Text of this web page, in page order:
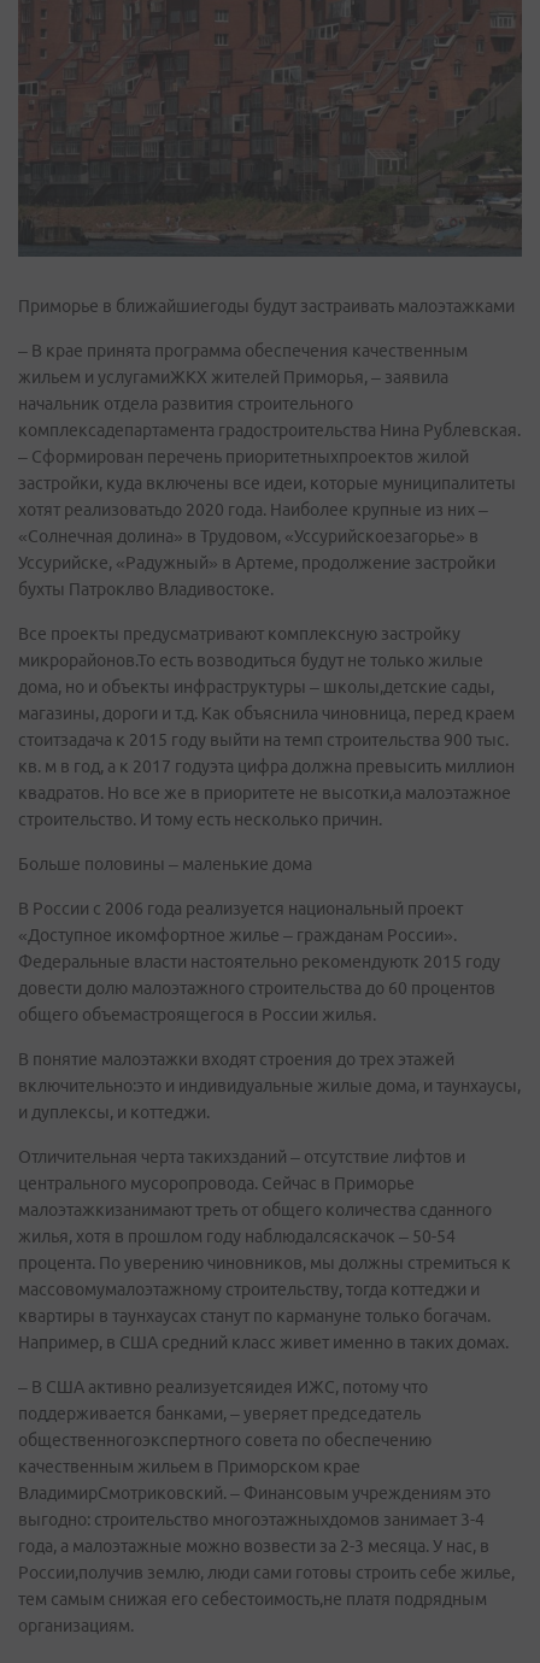
Приморье в ближайшиегоды будут застраивать малоэтажками
– В крае принята программа обеспечения качественным
жильем и услугамиЖКХ жителей Приморья, – заявила
начальник отдела развития строительного
комплексадепартамента градостроительства Нина Рублевская.
– Сформирован перечень приоритетныхпроектов жилой
застройки, куда включены все идеи, которые муниципалитеты
хотят реализоватьдо 2020 года. Наиболее крупные из них –
«Солнечная долина» в Трудовом, «Уссурийскоезагорье» в
Уссурийске, «Радужный» в Артеме, продолжение застройки
бухты Патроклво Владивостоке.
Все проекты предусматривают комплексную застройку
микрорайонов.То есть возводиться будут не только жилые
дома, но и объекты инфраструктуры – школы,детские сады,
магазины, дороги и т.д. Как объяснила чиновница, перед краем
стоитзадача к 2015 году выйти на темп строительства 900 тыс.
кв. м в год, а к 2017 годуэта цифра должна превысить миллион
квадратов. Но все же в приоритете не высотки,а малоэтажное
строительство. И тому есть несколько причин.
Больше половины – маленькие дома
В России с 2006 года реализуется национальный проект
«Доступное икомфортное жилье – гражданам России».
Федеральные власти настоятельно рекомендуютк 2015 году
довести долю малоэтажного строительства до 60 процентов
общего объемастроящегося в России жилья.
В понятие малоэтажки входят строения до трех этажей
включительно:это и индивидуальные жилые дома, и таунхаусы,
и дуплексы, и коттеджи.
Отличительная черта такихзданий – отсутствие лифтов и
центрального мусоропровода. Сейчас в Приморье
малоэтажкизанимают треть от общего количества сданного
жилья, хотя в прошлом году наблюдалсяскачок – 50-54
процента. По уверению чиновников, мы должны стремиться к
массовомумалоэтажному строительству, тогда коттеджи и
квартиры в таунхаусах станут по кармануне только богачам.
Например, в США средний класс живет именно в таких домах.
– В США активно реализуетсяидея ИЖС, потому что
поддерживается банками, – уверяет председатель
общественногоэкспертного совета по обеспечению
качественным жильем в Приморском крае
ВладимирСмотриковский. – Финансовым учреждениям это
выгодно: строительство многоэтажныхдомов занимает 3-4
года, а малоэтажные можно возвести за 2-3 месяца. У нас, в
России,получив землю, люди сами готовы строить себе жилье,
тем самым снижая его себестоимость,не платя подрядным
организациям.